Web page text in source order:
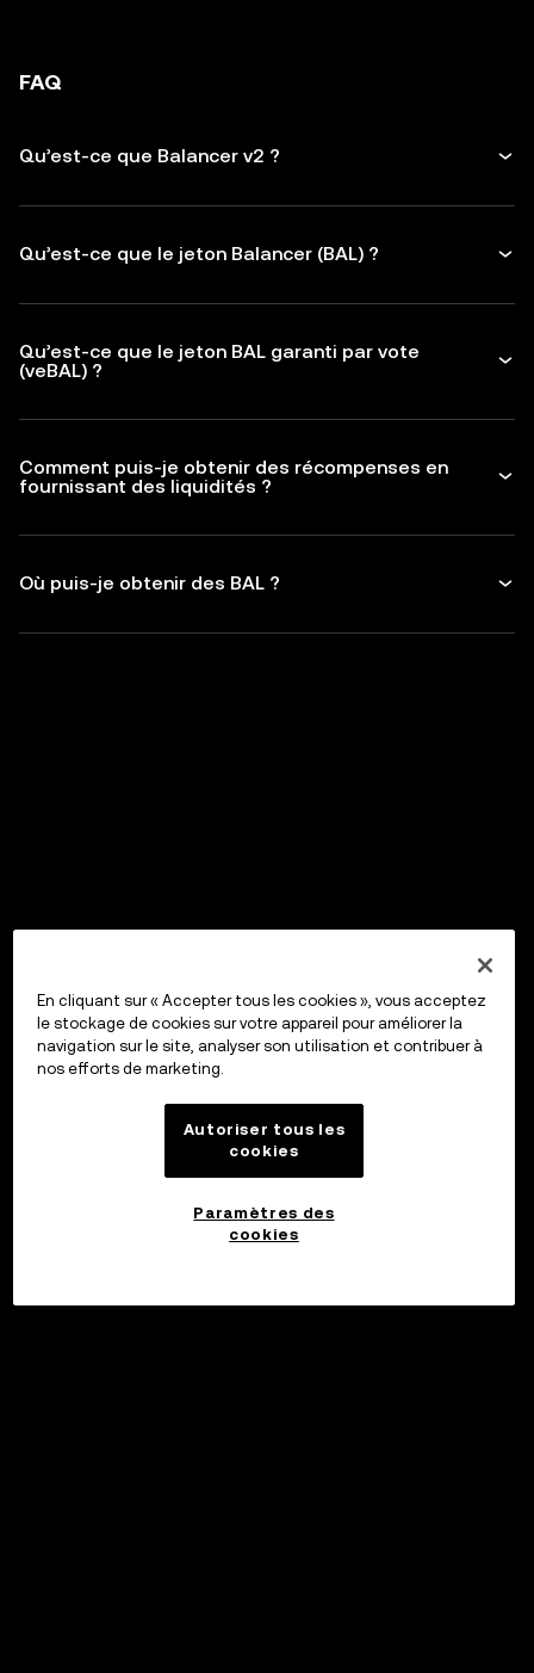
FAQ
Qu’est-ce que Balancer v2 ?
Qu’est-ce que le jeton Balancer (BAL) ?
Qu’est-ce que le jeton BAL garanti par vote
(veBAL) ?
Comment puis-je obtenir des récompenses en
fournissant des liquidités ?
Où puis-je obtenir des BAL ?
En cliquant sur « Accepter tous les cookies », vous acceptez
le stockage de cookies sur votre appareil pour améliorer la
navigation sur le site, analyser son utilisation et contribuer à
nos efforts de marketing.
Autoriser tous les
cookies
Paramètres des
cookies